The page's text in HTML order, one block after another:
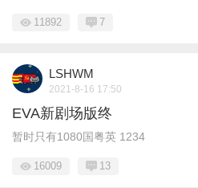
11892 7
LSHWM
2021-8-16 17:50
EVA新剧场版终
暂时只有1080国粤英 1234
16009 13